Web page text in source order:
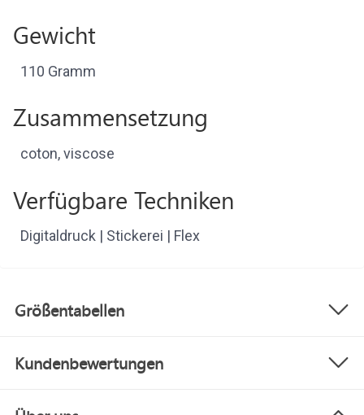
Gewicht
110 Gramm
Zusammensetzung
coton, viscose
Verfügbare Techniken
Digitaldruck | Stickerei | Flex
Größentabellen
Kundenbewertungen